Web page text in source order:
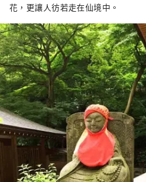
花，更讓人彷若走在仙境中。